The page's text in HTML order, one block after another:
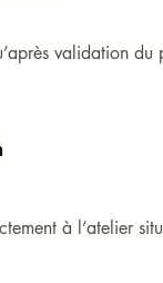
validation du
à l’atelier